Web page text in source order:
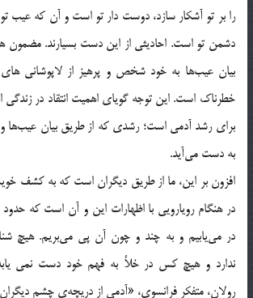
را بر تو آشکار سازد، دوست دار تو است و آن که عیب تو
دشمن تو است. احادیثی از این دست بسیارند. مضمون
بیان عیب‌ها به خود شخص و پرهیز از لاپوشانی
خطرناک است. این توجه گویای اهمیت انتقاد در
برای رشد آدمی است؛ رشدی که از طریق بیان عیب‌ها و
به دست می‌آید.
افزون بر این، ما از طریق دیگران است که به کشف
در هنگام رویارویی با اظهارات این و آن است که حدود
در می‌یابیم و به چند و چون آن پی می‌بریم. هیچ
ندارد و هیچ کس در خلأ به فهم خود دست نمی
رولان، متفکر فرانسوی، «آدمی از دریچه‌ی چشم دیگران